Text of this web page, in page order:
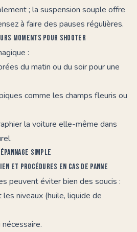
; la suspension souple offre
à faire des pauses régulières.
moments pour shooter
:
du matin ou du soir pour une
comme les champs fleuris ou
la voiture elle-même dans
simple
et procédures en cas de panne
peuvent éviter bien des soucis :
niveaux (huile, liquide de